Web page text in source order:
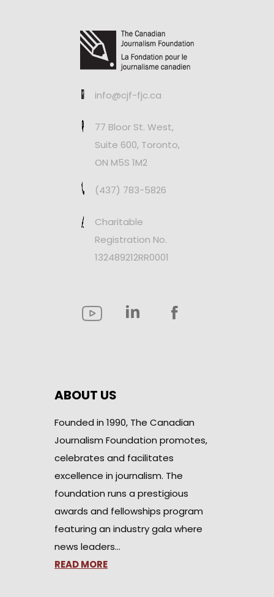
info@cjf-fjc.ca
77 Bloor St. West,
Suite 600, Toronto,
ON M5S 1M2
(437) 783-5826
Charitable
Registration No.
132489212RR0001
ABOUT US
Founded in 1990, The Canadian
Journalism Foundation promotes,
celebrates and facilitates
excellence in journalism. The
foundation runs a prestigious
awards and fellowships program
featuring an industry gala where
news leaders…
READ MORE